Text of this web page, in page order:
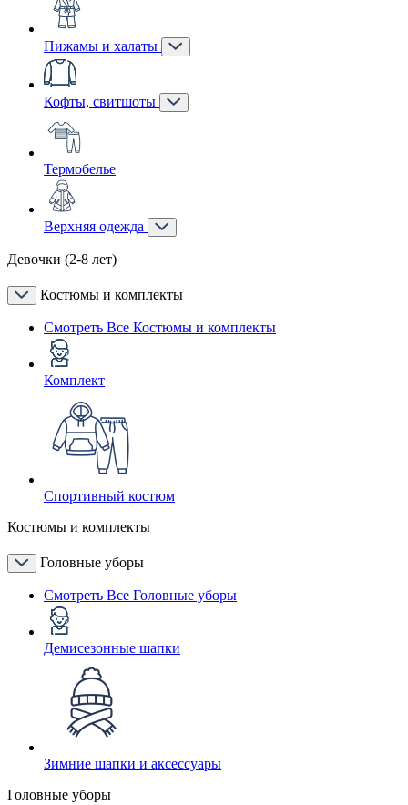
Пижамы и халаты
Кофты, свитшоты
Термобелье
Верхняя одежда
Девочки (2-8 лет)
Костюмы и комплекты
Смотреть Все Костюмы и комплекты
Комплект
Спортивный костюм
Костюмы и комплекты
Головные уборы
Смотреть Все Головные уборы
Демисезонные шапки
Зимние шапки и аксессуары
Головные уборы